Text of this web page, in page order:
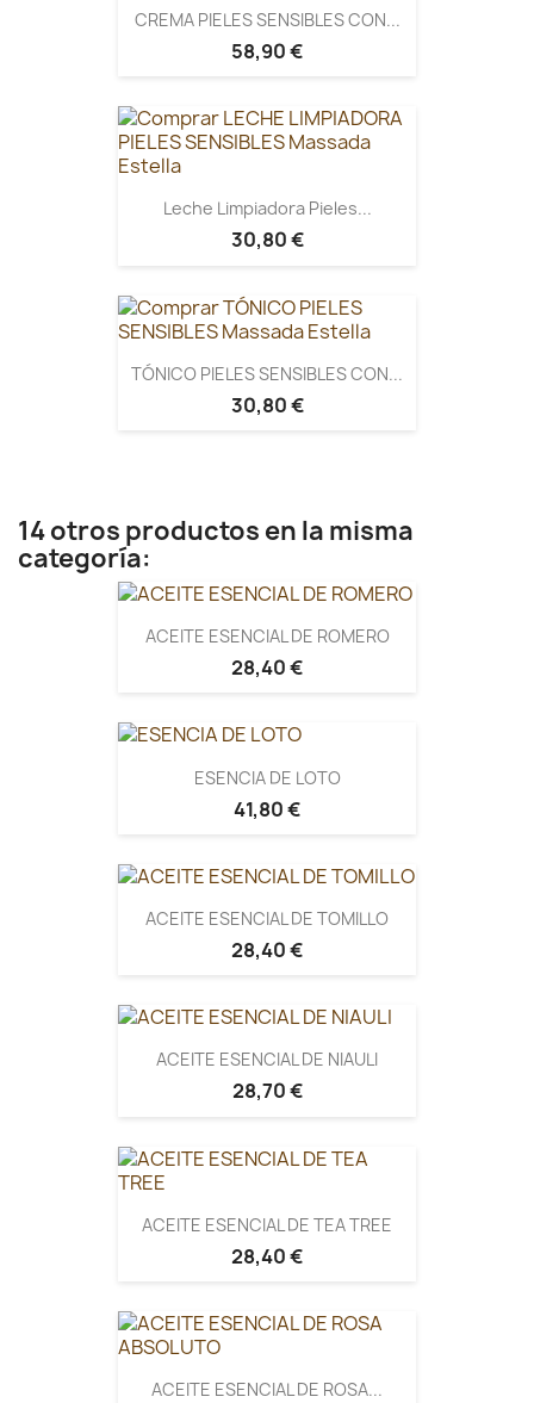
CREMA PIELES SENSIBLES CON...
58,90 €
Leche Limpiadora Pieles...
30,80 €
TÓNICO PIELES SENSIBLES CON...
30,80 €
14 otros productos en la misma
categoría:
ACEITE ESENCIAL DE ROMERO
28,40 €
ESENCIA DE LOTO
41,80 €
ACEITE ESENCIAL DE TOMILLO
28,40 €
ACEITE ESENCIAL DE NIAULI
28,70 €
ACEITE ESENCIAL DE TEA TREE
28,40 €
ACEITE ESENCIAL DE ROSA...